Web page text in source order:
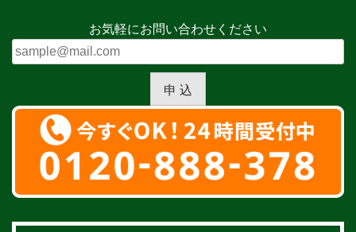
お気軽にお問い合わせください
申 込